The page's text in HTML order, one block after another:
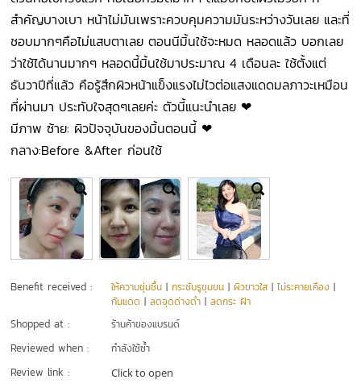
สำคัญบางเบา หน้าไม่มันเพราะควบคุมความมันระหว่างวันเลย และที่
ชอบมากๆคือไม่แสบตาเลย ตอนนีมิ้นใช้จะหมด หลอดแล้ว บอกเลย
ว่าใช้ได้นานมากๆ หลอดนี้มิ้นใช้มาประมาณ 4 เดือนละ ใช้ตั้งแต่
ธันวาปีที่แล้ว คือรู้สึกผิวหน้าแข็งแรงไม่ไวต่อแสงแดดมลภาวะเหมือน
ที่ผ่านมา ประทับใจสุดๆเลยค่ะ ตัวนี้แนะนำเลย ❤
มีภาพ ซ้าย: ผิวปัจจุบันของมิ้นตอนนี้ ❤
กลาง:Before &After ก่อนใช้
Benefit received : ให้ความชุ่มชื้น |กระชับรูขุมขน |ผิวขาวใส |ไม่ระคายเคือง |
กันแดด |ลดจุดด่างดำ |ลดกระ ฝ้า
Shopped at : ร้านค้าของแบรนด์
Reviewed when : กำลังใช้ซ้ำ
Review link : Click to open